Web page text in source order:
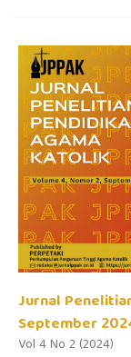
Jurnal
September
Vol 4 No 2 (2024)